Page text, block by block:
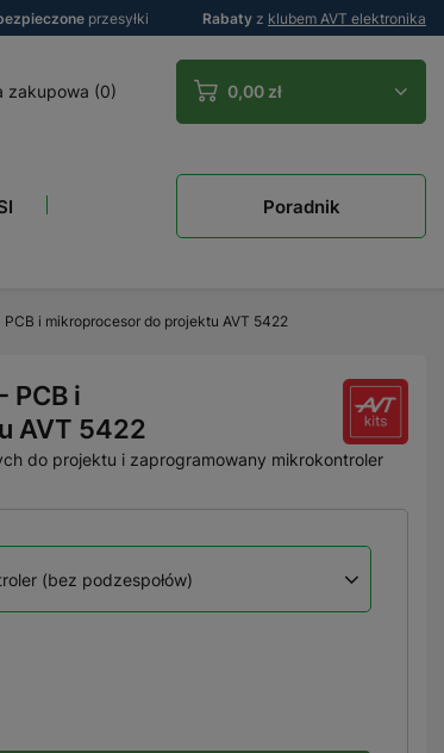
przesyłki Rabaty z klubem AVT elektronika
zakupowa (0) 0,00 zł
Poradnik
i mikroprocesor do projektu AVT 5422
PCB i
AVT 5422
do projektu i zaprogramowany mikrokontroler
(bez podzespołów)